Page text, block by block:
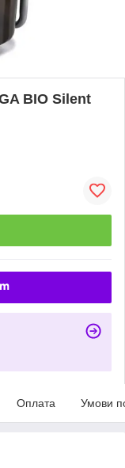
BIO Silent
Оплата Умови